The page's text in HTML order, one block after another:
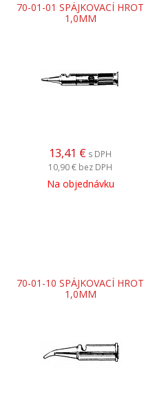
70-01-01 SPÁJKOVACÍ HROT
1,0MM
13,41 € s DPH
10,90 € bez DPH
Na objednávku
70-01-10 SPÁJKOVACÍ HROT
1,0MM